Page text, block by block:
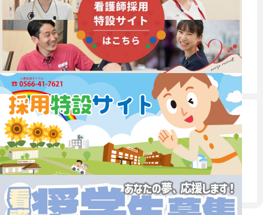
訪問リハビリをご希望の方へ
理学療法士、作業療法士、言語聴覚士が自宅を訪問し、体
力を維持するトレーニングや日常生活の自立を目指したリ
ハビリを行います。
通所リハビリをご希望の方へ
理学療法士やそれぞれの専門職が、個別のリハビリや介護
をとおして自立支援へのサポートをさせていただくところ
です。